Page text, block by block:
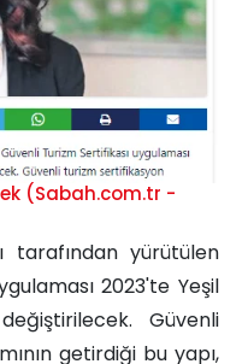
(Sabah.com.tr -
tarafından yürütülen
2023'te Yeşil
Güvenli
getirdiği bu yapı,